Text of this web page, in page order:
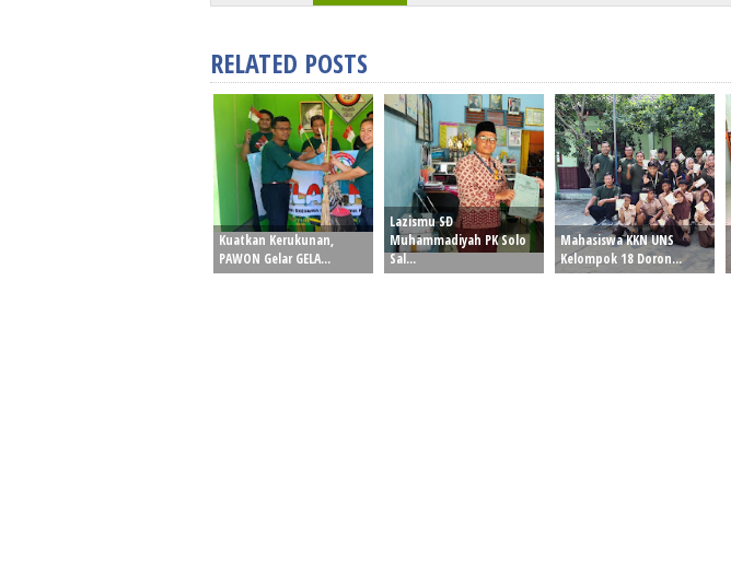
RELATED POSTS
Kuatkan Kerukunan,
PAWON Gelar GELA...
Lazismu SD
Muhammadiyah PK Solo
Sal...
Mahasiswa KKN UNS
Kelompok 18 Doron...